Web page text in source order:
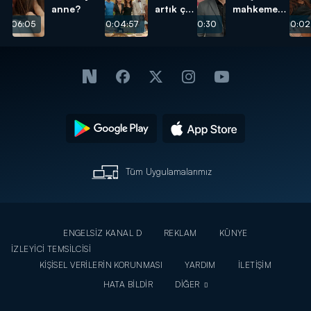
anne?
00:04:57
artık çok
00:10:30
mahkemede
Tüm Uygulamalarımız
ENGELSİZ KANAL D REKLAM
KÜNYE
İZLEYİCİ TEMSİLCİSİ
KİŞİSEL VERİLERİN KORUNMASI
YARDIM
İLETİŞİM
HATA BİLDİR
DİĞER